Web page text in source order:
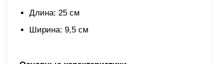
Длина: 25 см
Ширина: 9,5 см